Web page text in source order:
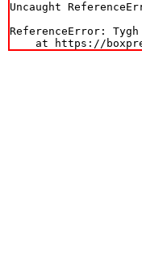
Uncaught
ReferenceError:
at https://